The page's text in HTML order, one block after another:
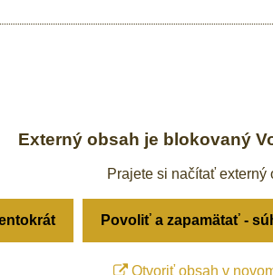
Externý obsah je blokovaný
Prajete si načítať externý
Povoliť a zapamätať -
Otvoriť obsah v